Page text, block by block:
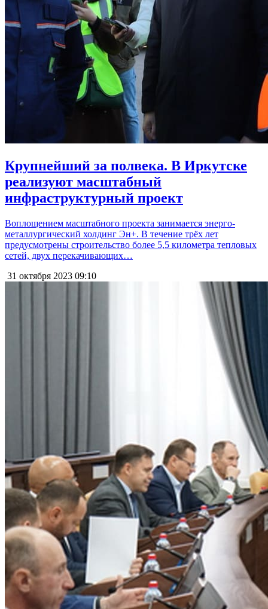
Крупнейший за полвека. В Иркутске
реализуют масштабный
инфраструктурный проект
Воплощением масштабного проекта занимается энерго-
металлургический холдинг Эн+. В течение трёх лет
предусмотрены строительство более 5,5 километра тепловых
сетей, двух перекачивающих…
31 октября 2023 09:10